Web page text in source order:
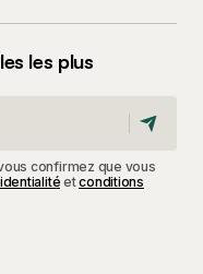
les plus
confirmez que vous
etconditions